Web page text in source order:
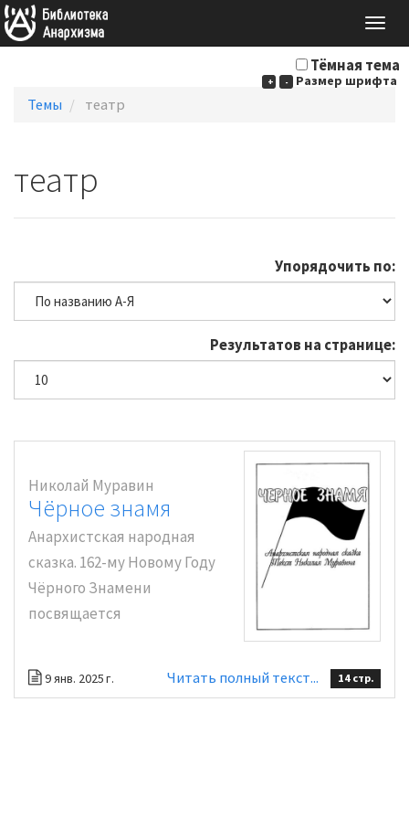
Тёмная тема
+ - Размер шрифта
Темы театр
театр
Упорядочить по:
Результатов на странице:
Николай Муравин
Чёрное знамя
Анархистская народная
сказка. 162-му Новому Году
Чёрного Знамени
посвящается
9 янв. 2025 г. Читать полный текст... 14 стр.